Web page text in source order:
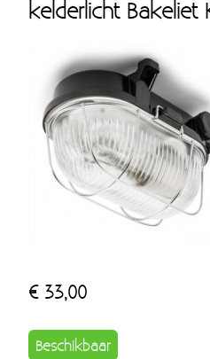
kelderlicht Bakeliet
€ 33,00
Beschikbaar